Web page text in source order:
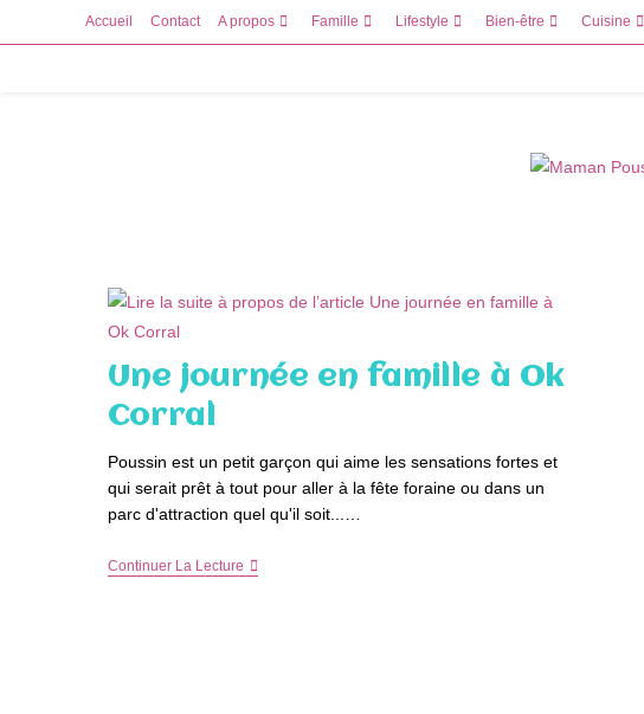
to
Accueil Contact A propos Famille Lifestyle Bien-être Cuisine
Une journée en famille à Ok
Corral
Poussin est un petit garçon qui aime les sensations fortes et
qui serait prêt à tout pour aller à la fête foraine ou dans un
parc d'attraction quel qu'il soit...…
Continuer La LectureUne